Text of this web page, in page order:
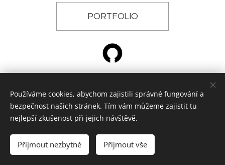
PORTFOLIO
© 2024 ŽÁROVKA ARCHITEKTI, Křižíkova 788, Hradec Králové
architektonická kancelář
Jazyky
Čeština
English
Používáme cookies, abychom zajistili správné fungování a
bezpečnost našich stránek. Tím vám můžeme zajistit tu
nejlepší zkušenost při jejich návštěvě.
Přijmout nezbytné Přijmout vše